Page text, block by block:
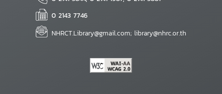
0 2143 7746
NHRCT.Library@gmail.com; library@nhrc.or.th